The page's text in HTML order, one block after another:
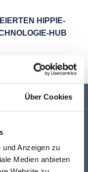
Über Cookies
Anzeigen zu
Medien anbieten
HIPPIE-
HUB
verpassen:
!